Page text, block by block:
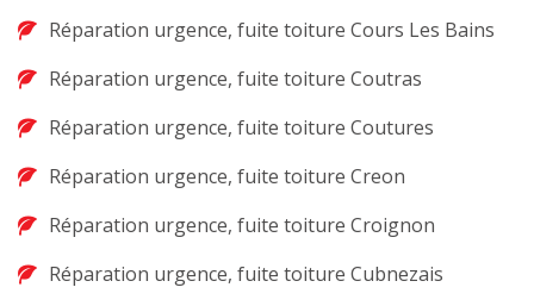
Réparation urgence, fuite toiture Cours Les Bains
Réparation urgence, fuite toiture Coutras
Réparation urgence, fuite toiture Coutures
Réparation urgence, fuite toiture Creon
Réparation urgence, fuite toiture Croignon
Réparation urgence, fuite toiture Cubnezais